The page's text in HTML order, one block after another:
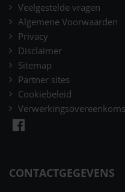
Veelgestelde vragen
Algemene Voorwaarden
Privacy
Disclaimer
Sitemap
Partner sites
Cookiebeleid
CONTACTGEGEVENS